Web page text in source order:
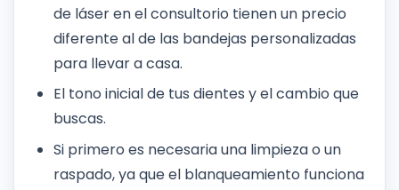
de láser en el consultorio tienen un precio
diferente al de las bandejas personalizadas
para llevar a casa.
El tono inicial de tus dientes y el cambio que
buscas.
Si primero es necesaria una limpieza o un
raspado, ya que el blanqueamiento funciona